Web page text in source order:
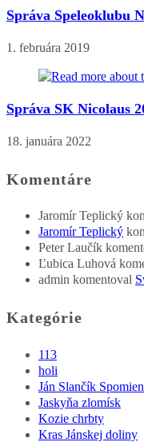
Správa Speleoklubu
1. februára 2019
Správa SK Nicolaus
18. januára 2022
Komentáre
Jaromír Teplický
Jaromír Teplický
Peter Laučík
Ľubica Luhová
admin komentoval
Kategórie
113
holi
Ján Slančík
Jaskyňa zlomísk
Kozie chrbty
Kras Jánskej doliny